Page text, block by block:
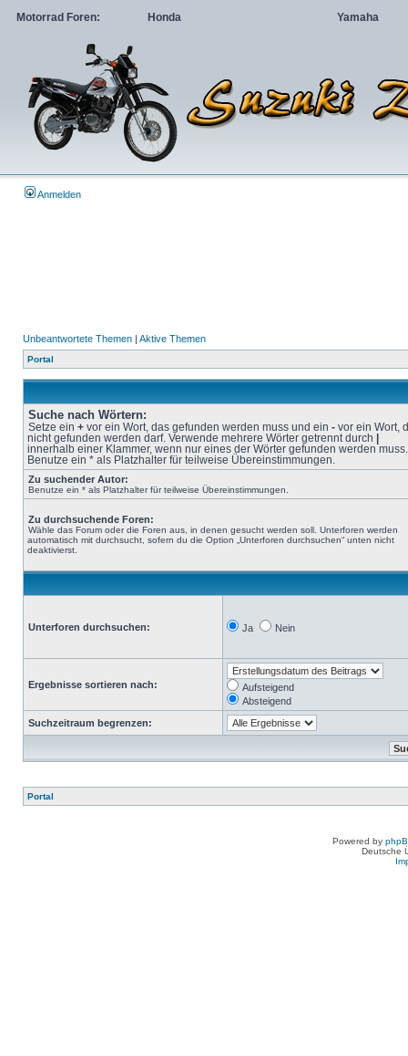
Motorrad Foren: Honda Yamaha
Anmelden
Unbeantwortete Themen | Aktive Themen
Portal
Suche nach Wörtern:
Setze ein + vor ein Wort, das gefunden werden muss und ein - vor ein Wort,
nicht gefunden werden darf. Verwende mehrere Wörter getrennt durch
innerhalb einer Klammer, wenn nur eines der Wörter gefunden werden muss.
Benutze ein * als Platzhalter für teilweise Übereinstimmungen.
Zu suchender Autor:
Benutze ein * als Platzhalter für teilweise Übereinstimmungen.
Zu durchsuchende Foren:
Wähle das Forum oder die Foren aus, in denen gesucht werden soll. Unterforen werden
automatisch mit durchsucht, sofern du die Option „Unterforen durchsuchen“ unten nicht
deaktivierst.
Unterforen durchsuchen: Ja Nein
Ergebnisse sortieren nach:
Aufsteigend
Absteigend
Suchzeitraum begrenzen:
Portal
Powered by
Deutsche